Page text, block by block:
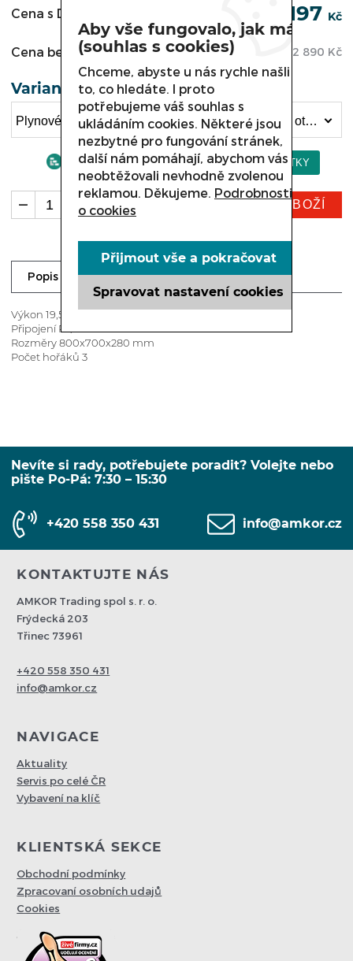
Cena s DPH: 88 197 Kč
Cena bez DPH: 72 890 Kč
Varianta
Plynové tálové vařidlo Kromet 700.KG-2/I-400.T s otevřenou podestavbou, Plynové tálové vařidlo 700.KG-2/I-400.S.D s uzavřenou podestavbou a dvířky (88 197 Kč)
KOUPIT ZBOŽÍ
Popis Ke stažení Dotaz prodejci
Výkon 19,5 kW
Připojení R3/4“
Rozměry 800x700x280 mm
Počet hořáků 3
Nevíte si rady, potřebujete poradit? Volejte nebo
pište Po-Pá: 7:30 – 15:30
+420 558 350 431 info@amkor.cz
KONTAKTUJTE NÁS
AMKOR Trading spol s. r. o.
Frýdecká 203
Třinec 73961
+420 558 350 431
info@amkor.cz
NAVIGACE
Aktuality
Servis po celé ČR
Vybavení na klíč
KLIENTSKÁ SEKCE
Obchodní podmínky
Zpracovaní osobních udajů
Cookies
Aby vše fungovalo, jak má
(souhlas s cookies)
Chceme, abyste u nás rychle našli
to, co hledáte. I proto
potřebujeme váš souhlas s
ukládáním cookies. Některé jsou
nezbytné pro fungování stránek,
další nám pomáhají, abychom vás
neobtěžovali nevhodně zvolenou
reklamou. Děkujeme. Podrobnosti
o cookies
Spravovat nastavení cookies
Přijmout vše a pokračovat